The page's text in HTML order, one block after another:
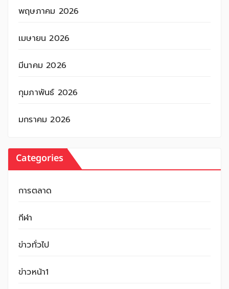
พฤษภาคม 2026
เมษายน 2026
มีนาคม 2026
กุมภาพันธ์ 2026
มกราคม 2026
Categories
การตลาด
กีฬา
ข่าวทั่วไป
ข่าวหน้า1